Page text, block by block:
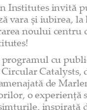
Institutes invită
vara și iubirea,
noului centru
cu
Catalysts,
de
o experiență
inspirată